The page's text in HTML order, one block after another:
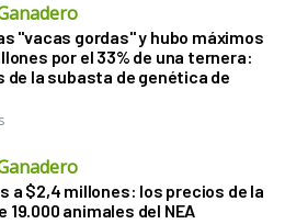
"vacas gordas" y hubo máximos
por el 33% de una ternera:
de la subasta de genética de
a $2,4 millones: los precios de la
19.000 animales del NEA